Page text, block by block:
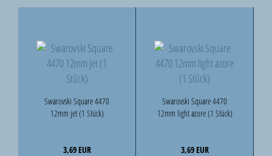
Swarovski Square 4470
12mm jet (1 Stück)
3,69 EUR
Swarovski Square 4470
12mm light azore (1 Stück)
3,69 EUR